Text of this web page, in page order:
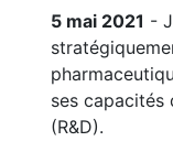
5 mai 2021 -
ses capacités
(R&D).